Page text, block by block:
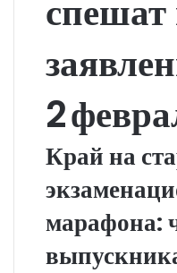
спешат
2
Край на
марафона: